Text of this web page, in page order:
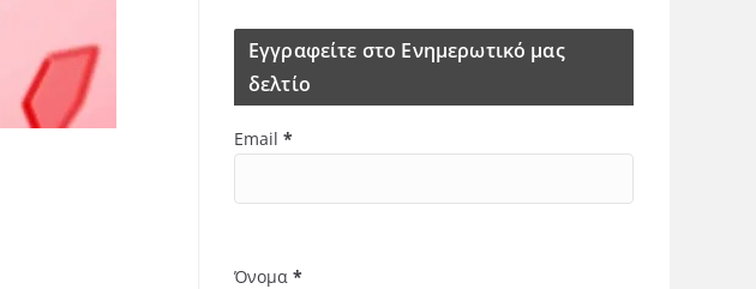
Εγγραφείτε στο Ενημερωτικό μας
δελτίο
Email *
Όνομα *